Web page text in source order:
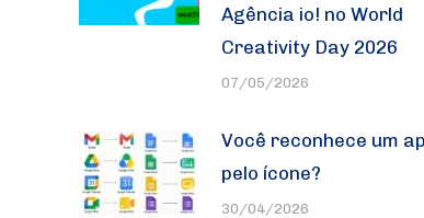
Agência io! no World
Creativity Day 2026
07/05/2026
Você reconhece um
pelo ícone?
30/04/2026